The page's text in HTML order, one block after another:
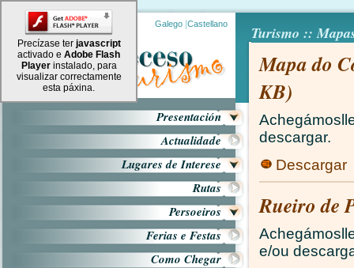
Precízase ter javascript
activado e Adobe Flash
Playerinstalado, para
visualizar correctamente
esta páxina.
Galego Castellano
Presentación
Actualidade
Lugares de Interese
Rutas
Persoeiros
Ferias e Festas
Como Chegar
Turismo ::
Mapa do
KB)
descargar.
Descargar
Rueiro de
e/ou